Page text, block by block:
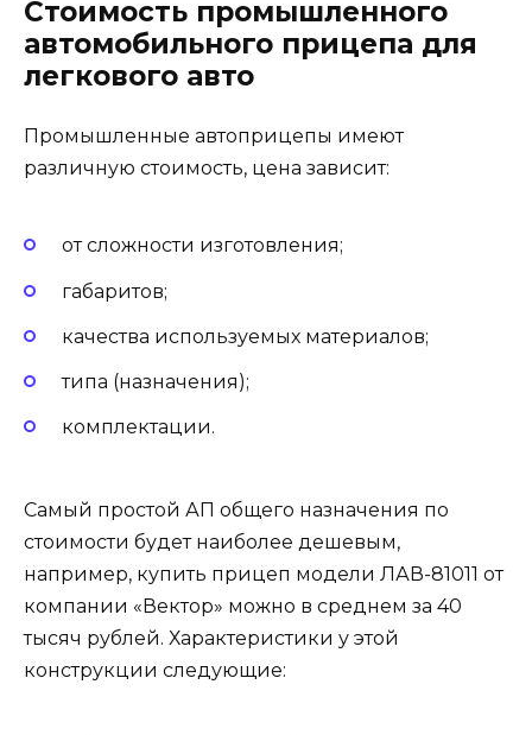
Стоимость промышленного
автомобильного прицепа для
легкового авто
Промышленные автоприцепы имеют
различную стоимость, цена зависит:
от сложности изготовления;
габаритов;
качества используемых материалов;
типа (назначения);
комплектации.
Самый простой АП общего назначения по
стоимости будет наиболее дешевым,
например, купить прицеп модели ЛАВ-81011 от
компании «Вектор» можно в среднем за 40
тысяч рублей. Характеристики у этой
конструкции следующие: